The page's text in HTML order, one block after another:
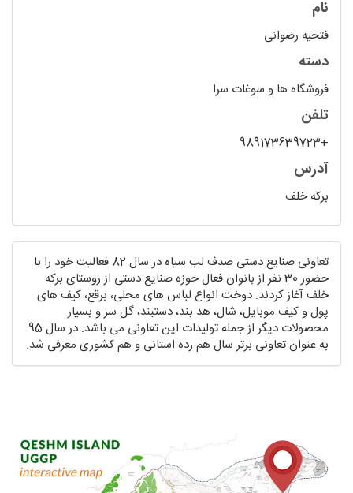
نام
فتحیه رضوانی
دسته
فروشگاه ها و سوغات سرا
تلفن
+989173639723
آدرس
برکه خلف
تعاونی صنایع دستی صدف لب سیاه در سال 82 فعالیت خود را با
حضور 30 نفر از بانوان فعال حوزه صنایع دستی از روستای برکه
خلف آغاز کردند. دوخت انواع لباس های محلی، برقع، کیف های
پول و کیف موبایل، شال، هد بند، دستبند، گل سر و بسیار
محصولات دیگر از جمله تولیدات این تعاونی می باشد. در سال 95
به عنوان تعاونی برتر سال هم رده استانی و هم کشوری معرفی شد.